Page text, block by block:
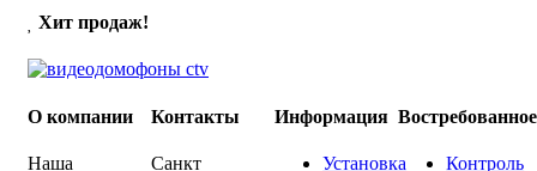
Хит продаж!
О компании
Наша
Контакты
Санкт
Информация
Установка
Востребованное
Контроль